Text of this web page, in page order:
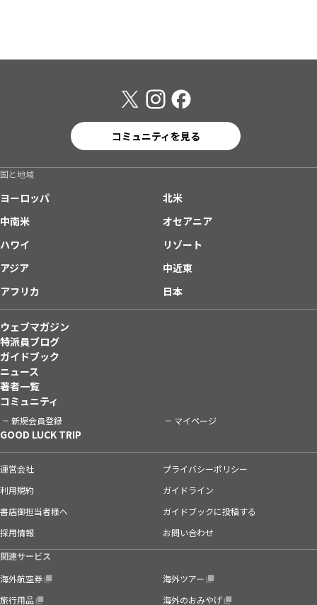
コミュニティを見る
国と地域
ヨーロッパ
北米
中南米
オセアニア
ハワイ
リゾート
アジア
中近東
アフリカ
日本
ウェブマガジン
特派員ブログ
ガイドブック
ニュース
著者一覧
コミュニティ
新規会員登録 マイページ
GOOD LUCK TRIP
運営会社
プライバシーポリシー
利用規約
ガイドライン
書店御担当者様へ
ガイドブックに投稿する
採用情報
お問い合わせ
関連サービス
海外航空券
海外ツアー
旅行用品
海外のおみやげ